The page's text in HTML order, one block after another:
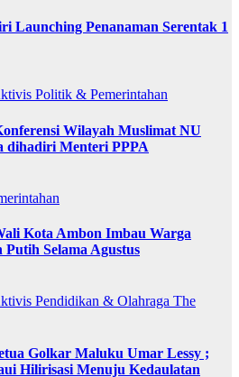
Launching Penanaman Serentak 1
Politik & Pemerintahan
Wilayah Muslimat NU
dihadiri Menteri PPPA
Kota Ambon Imbau Warga
Selama Agustus
Pendidikan & Olahraga The
Golkar Maluku Umar Lessy ;
Hilirisasi Menuju Kedaulatan